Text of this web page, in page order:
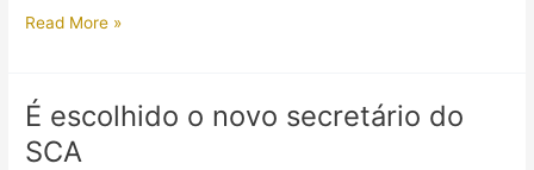
Dois
descobertos
em
Kanark
Read More »
É escolhido o novo secretário do
SCA